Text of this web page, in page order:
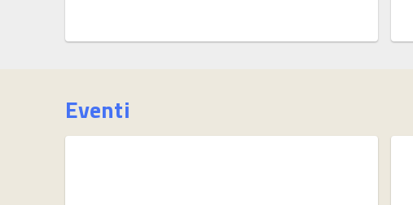
Eventi